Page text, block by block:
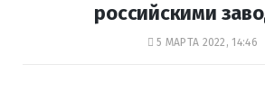
российскими
5 МАРТА 2022, 14:46